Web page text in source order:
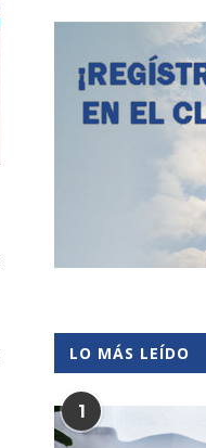
LO MÁS LEÍDO
1